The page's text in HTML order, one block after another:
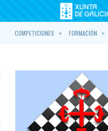
COMPETICIONES » FORMACIÓN »